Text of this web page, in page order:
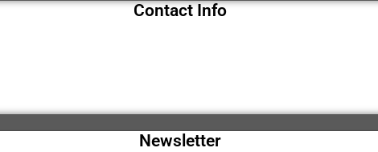
Contact Info
Newsletter